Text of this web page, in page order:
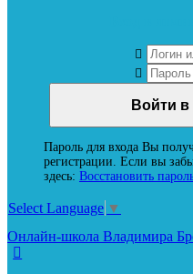
Пароль для входа Вы
регистрации. Если вы
здесь: Восстановить
Select Language ▼
Онлайн-школа Владимира